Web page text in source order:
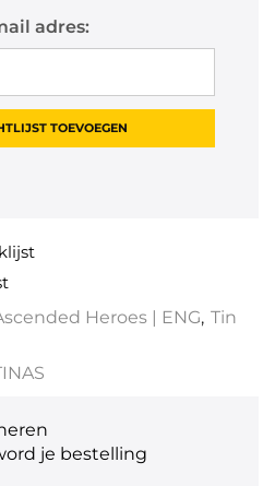
adres:
Heroes | ENG, Tin
je bestelling